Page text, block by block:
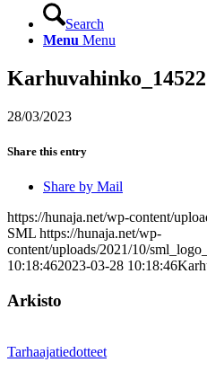
Search
Menu Menu
28/03/2023
Share this entry
Share by Mail
https://hunaja.net/wp-content/
SML https://hunaja.net/wp-
content/uploads/2021/10/
10:18:462023-03-28 10:18:46
Arkisto
Tarhaajatiedotteet